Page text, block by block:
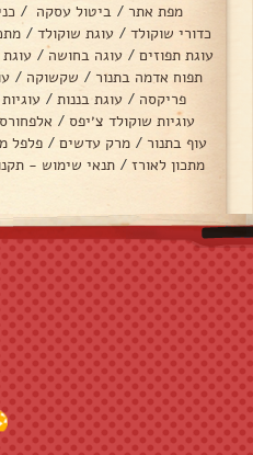
מפת אתר / ביטול עסקה /
כדורי שוקולד / עוגת שוקולד /
עוגת תפוזים / עוגה בחושה /
תפוח אדמה בתנור / שקשוקה /
פריקסה / עוגת בננות /
עוגיות שוקולד צ׳יפס / אלפחורס
עוף בתנור / מרק עדשים / פלפל
מתכון לאורז / תנאי שימוש -